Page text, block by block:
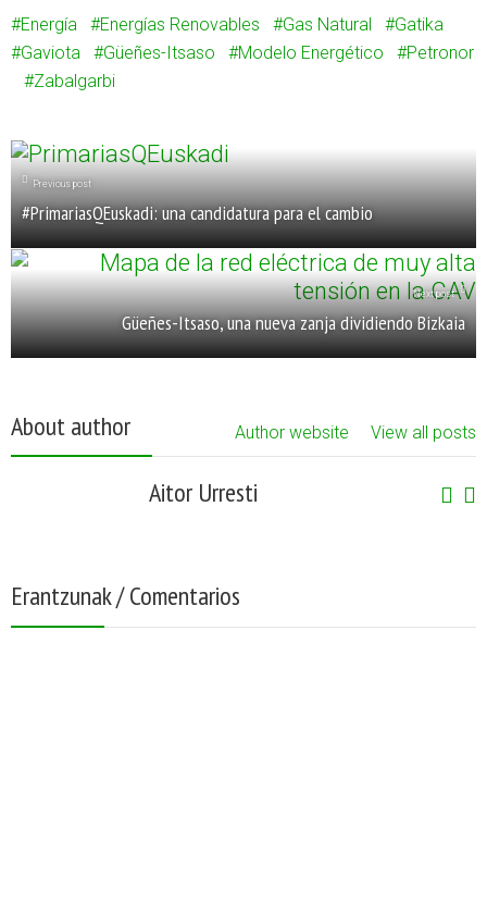
Energía Energías Renovables Gas Natural
Gatika
Gaviota
Güeñes-Itsaso Modelo Energético
Petronor
Zabalgarbi
Previous post
#PrimariasQEuskadi: una candidatura para el cambio
Next post
Güeñes-Itsaso, una nueva zanja dividiendo Bizkaia
About author View all posts
Author website
Aitor Urresti
Erantzunak / Comentarios